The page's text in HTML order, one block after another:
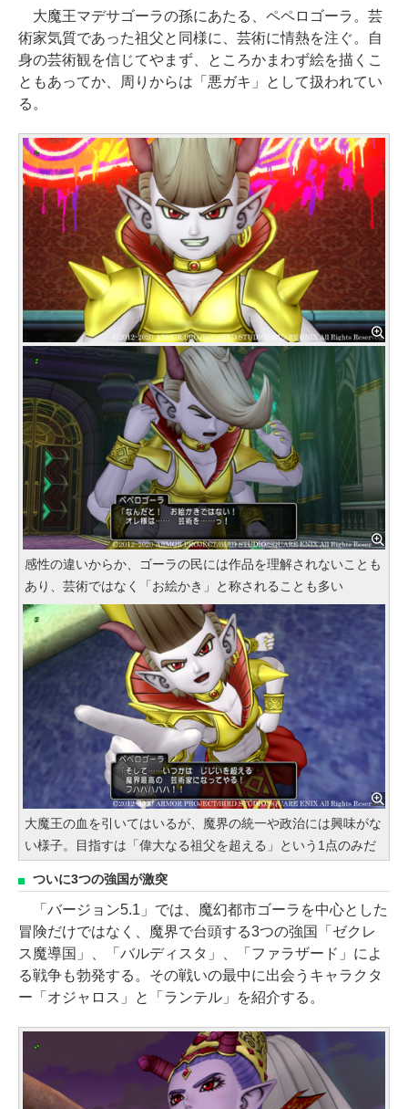
大魔王マデサゴーラの孫にあたる、ペペロゴーラ。芸
術家気質であった祖父と同様に、芸術に情熱を注ぐ。自
身の芸術観を信じてやまず、ところかまわず絵を描くこ
ともあってか、周りからは「悪ガキ」として扱われてい
る。
感性の違いからか、ゴーラの民には作品を理解されないことも
あり、芸術ではなく「お絵かき」と称されることも多い
大魔王の血を引いてはいるが、魔界の統一や政治には興味がな
い様子。目指すは「偉大なる祖父を超える」という1点のみだ
ついに3つの強国が激突
「バージョン5.1」では、魔幻都市ゴーラを中心とした
冒険だけではなく、魔界で台頭する3つの強国「ゼクレ
ス魔導国」、「バルディスタ」、「ファラザード」によ
る戦争も勃発する。その戦いの最中に出会うキャラクタ
ー「オジャロス」と「ランテル」を紹介する。